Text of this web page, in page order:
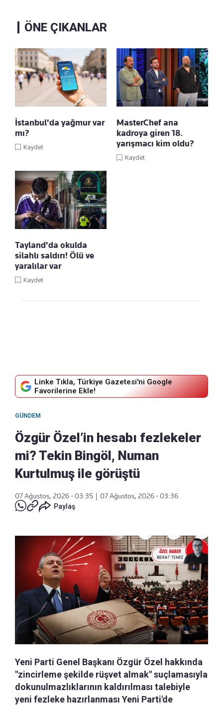
ÖNE ÇIKANLAR
İstanbul'da yağmur var
mı?
Kaydet
MasterChef ana
kadroya giren 18.
yarışmacı kim oldu?
Kaydet
Tayland'da okulda
silahlı saldırı! Ölü ve
yaralılar var
Kaydet
Linke Tıkla, Türkiye Gazetesi'ni Google
Favorilerine Ekle!
GÜNDEM
Özgür Özel’in hesabı fezlekeler
mi? Tekin Bingöl, Numan
Kurtulmuş ile görüştü
07 Ağustos, 2026 - 03:35
07 Ağustos, 2026 - 03:36
Paylaş
Yeni Parti Genel Başkanı Özgür Özel hakkında
"zincirleme şekilde rüşvet almak" suçlamasıyla
dokunulmazlıklarının kaldırılması talebiyle
yeni fezleke hazırlanması Yeni Parti'de